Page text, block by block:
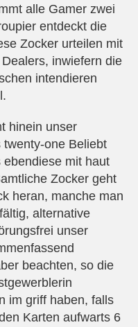
alle Gamer zwei
entdeckt die
Zocker urteilen mit
inwiefern die
intendieren
hinein unser
one Beliebt
mit haut
Zocker geht
heran, manche man
alternative
unser
beachten, so die
im griff haben, falls
Karten aufwarts 6